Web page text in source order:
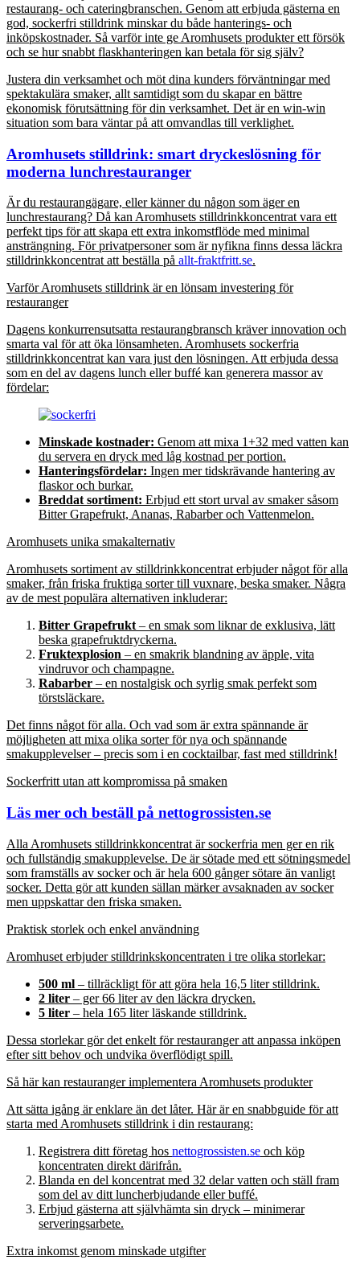
restaurang- och cateringbranschen. Genom att erbjuda gästerna en
god, sockerfri stilldrink minskar du både hanterings- och
inköpskostnader. Så varför inte ge Aromhusets produkter ett försök
och se hur snabbt flaskhanteringen kan betala för sig själv?
Justera din verksamhet och möt dina kunders förväntningar med
spektakulära smaker, allt samtidigt som du skapar en bättre
ekonomisk förutsättning för din verksamhet. Det är en win-win
situation som bara väntar på att omvandlas till verklighet.
Aromhusets stilldrink: smart dryckeslösning för
moderna lunchrestauranger
Är du restaurangägare, eller känner du någon som äger en
lunchrestaurang? Då kan Aromhusets stilldrinkkoncentrat vara ett
perfekt tips för att skapa ett extra inkomstflöde med minimal
ansträngning. För privatpersoner som är nyfikna finns dessa läckra
stilldrinkkoncentrat att beställa på allt-fraktfritt.se.
Varför Aromhusets stilldrink är en lönsam investering för
restauranger
Dagens konkurrensutsatta restaurangbransch kräver innovation och
smarta val för att öka lönsamheten. Aromhusets sockerfria
stilldrinkkoncentrat kan vara just den lösningen. Att erbjuda dessa
som en del av dagens lunch eller buffé kan generera massor av
fördelar:
Minskade kostnader: Genom att mixa 1+32 med vatten kan
du servera en dryck med låg kostnad per portion.
Hanteringsfördelar: Ingen mer tidskrävande hantering av
flaskor och burkar.
Breddat sortiment: Erbjud ett stort urval av smaker såsom
Bitter Grapefrukt, Ananas, Rabarber och Vattenmelon.
Aromhusets unika smakalternativ
Aromhusets sortiment av stilldrinkkoncentrat erbjuder något för alla
smaker, från friska fruktiga sorter till vuxnare, beska smaker. Några
av de mest populära alternativen inkluderar:
Bitter Grapefrukt – en smak som liknar de exklusiva, lätt
beska grapefruktdryckerna.
Fruktexplosion – en smakrik blandning av äpple, vita
vindruvor och champagne.
Rabarber – en nostalgisk och syrlig smak perfekt som
törstsläckare.
Det finns något för alla. Och vad som är extra spännande är
möjligheten att mixa olika sorter för nya och spännande
smakupplevelser – precis som i en cocktailbar, fast med stilldrink!
Sockerfritt utan att kompromissa på smaken
Läs mer och beställ på nettogrossisten.se
Alla Aromhusets stilldrinkkoncentrat är sockerfria men ger en rik
och fullständig smakupplevelse. De är sötade med ett sötningsmedel
som framställs av socker och är hela 600 gånger sötare än vanligt
socker. Detta gör att kunden sällan märker avsaknaden av socker
men uppskattar den friska smaken.
Praktisk storlek och enkel användning
Aromhuset erbjuder stilldrinkskoncentraten i tre olika storlekar:
500 ml – tillräckligt för att göra hela 16,5 liter stilldrink.
2 liter – ger 66 liter av den läckra drycken.
5 liter – hela 165 liter läskande stilldrink.
Dessa storlekar gör det enkelt för restauranger att anpassa inköpen
efter sitt behov och undvika överflödigt spill.
Så här kan restauranger implementera Aromhusets produkter
Att sätta igång är enklare än det låter. Här är en snabbguide för att
starta med Aromhusets stilldrink i din restaurang:
Registrera ditt företag hos nettogrossisten.se och köp
koncentraten direkt därifrån.
Blanda en del koncentrat med 32 delar vatten och ställ fram
som del av ditt luncherbjudande eller buffé.
Erbjud gästerna att självhämta sin dryck – minimerar
serveringsarbete.
Extra inkomst genom minskade utgifter